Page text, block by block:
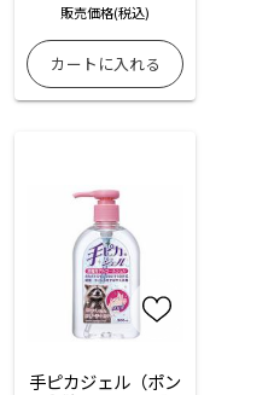
販売価格(税込)
手ピカジェル（ポン